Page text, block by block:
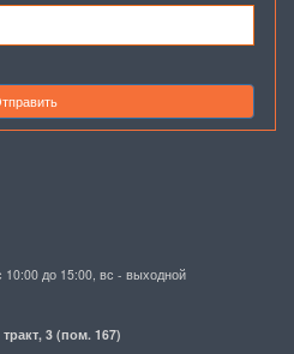
до 15:00, вс - выходной
3 (пом. 167)